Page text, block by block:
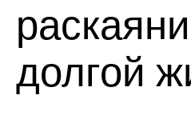
долгой